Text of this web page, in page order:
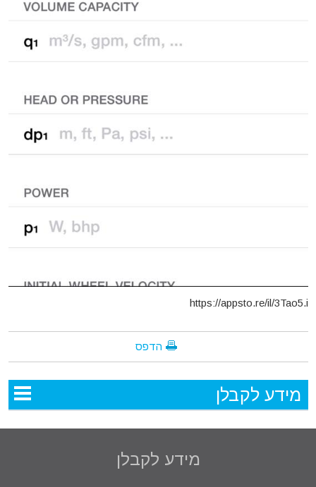
https://appsto.re/il/3Tao5.i
הדפס
מידע לקבלן
מידע לקבלן